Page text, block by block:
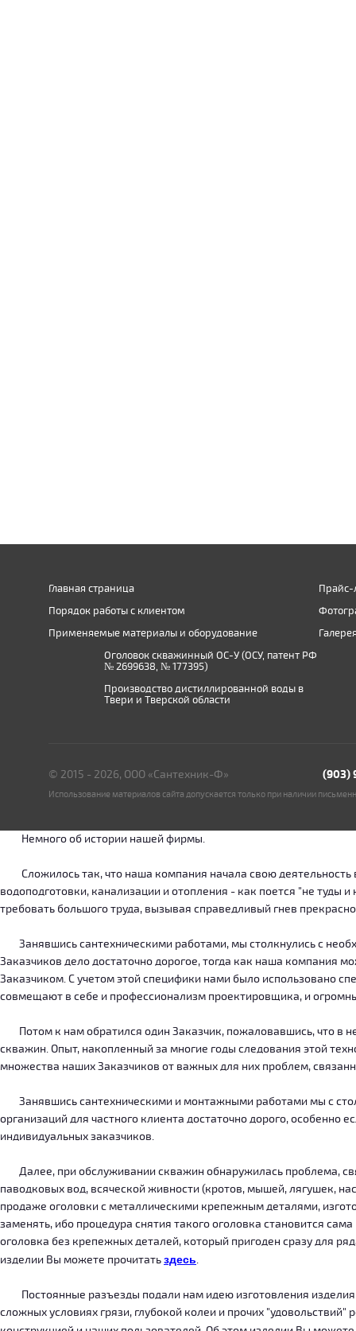
Главная страница
Порядок работы с клиентом
Применяемые материалы и оборудование
Прайс-
Оголовок скважинный ОС-У (ОСУ, патент РФ
№ 2699638, № 177395)
Производство дистиллированной воды в
Твери и Тверской области
© 2015 - 2026, ООО «Сантехник-Ф» (903)
Использование материалов сайта допускается только при наличии
Немного об истории нашей фирмы.
Сложилось так, что наша компания начала свою деятельность
водоподготовки, канализации и отопления - как поется "не
требовать большого труда, вызывая справедливый гнев
Занявшись сантехническими работами, мы столкнулись с
Заказчиков дело достаточно дорогое, тогда как наша компания
Заказчиком. С учетом этой специфики нами было использовано
совмещают в себе и профессионализм проектировщика, и
Потом к нам обратился один Заказчик, пожаловавшись, что в
скважин. Опыт, накопленный за многие годы следования этой
множества наших Заказчиков от важных для них проблем,
Занявшись сантехническими и монтажными работами мы с
организаций для частного клиента достаточно дорого, особенно
индивидуальных заказчиков.
Далее, при обслуживании скважин обнаружилась проблема,
паводковых вод, всяческой живности (кротов, мышей, лягушек,
продаже оголовки с металлическими крепежным деталями,
заменять, ибо процедура снятия такого оголовка становится
оголовка без крепежных деталей, который пригоден сразу для
изделии Вы можете прочитатьздесь.
Постоянные разъезды подали нам идею изготовления
сложных условиях грязи, глубокой колеи и прочих